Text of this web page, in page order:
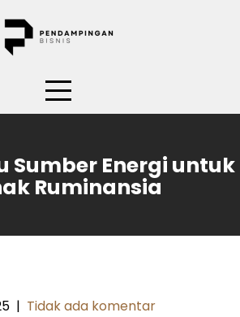
Sumber Energi untuk
Ruminansia
| Tidak ada komentar